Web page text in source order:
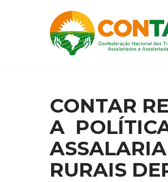
CONTAR
A
RURAIS